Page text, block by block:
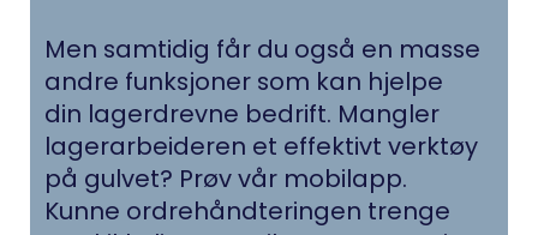
Men samtidig får du også en masse
andre funksjoner som kan hjelpe
din lagerdrevne bedrift. Mangler
lagerarbeideren et effektivt verktøy
på gulvet? Prøv vår mobilapp.
Kunne ordrehåndteringen trenge